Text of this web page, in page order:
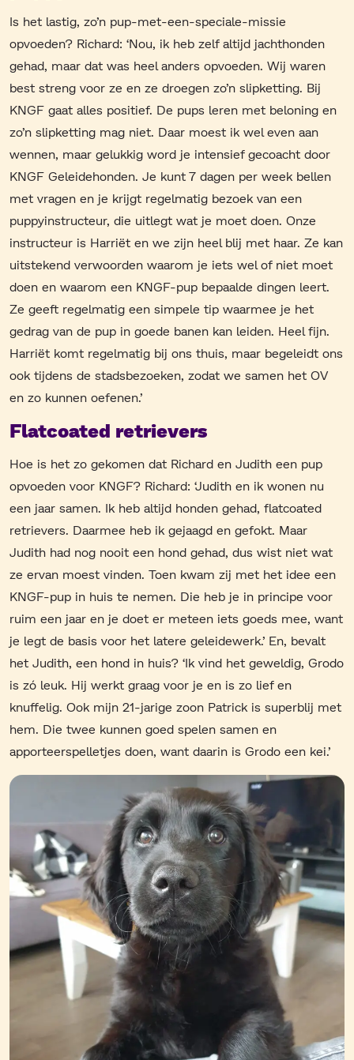
Is het lastig, zo’n pup-met-een-speciale-missie
opvoeden? Richard: ‘Nou, ik heb zelf altijd jachthonden
gehad, maar dat was heel anders opvoeden. Wij waren
best streng voor ze en ze droegen zo’n slipketting. Bij
KNGF gaat alles positief. De pups leren met beloning en
zo’n slipketting mag niet. Daar moest ik wel even aan
wennen, maar gelukkig word je intensief gecoacht door
KNGF Geleidehonden. Je kunt 7 dagen per week bellen
met vragen en je krijgt regelmatig bezoek van een
puppyinstructeur, die uitlegt wat je moet doen. Onze
instructeur is Harriët en we zijn heel blij met haar. Ze kan
uitstekend verwoorden waarom je iets wel of niet moet
doen en waarom een KNGF-pup bepaalde dingen leert.
Ze geeft regelmatig een simpele tip waarmee je het
gedrag van de pup in goede banen kan leiden. Heel fijn.
Harriët komt regelmatig bij ons thuis, maar begeleidt ons
ook tijdens de stadsbezoeken, zodat we samen het OV
en zo kunnen oefenen.’
Flatcoated retrievers
Hoe is het zo gekomen dat Richard en Judith een pup
opvoeden voor KNGF? Richard: ‘Judith en ik wonen nu
een jaar samen. Ik heb altijd honden gehad, flatcoated
retrievers. Daarmee heb ik gejaagd en gefokt. Maar
Judith had nog nooit een hond gehad, dus wist niet wat
ze ervan moest vinden. Toen kwam zij met het idee een
KNGF-pup in huis te nemen. Die heb je in principe voor
ruim een jaar en je doet er meteen iets goeds mee, want
je legt de basis voor het latere geleidewerk.’ En, bevalt
het Judith, een hond in huis? ‘Ik vind het geweldig, Grodo
is zó leuk. Hij werkt graag voor je en is zo lief en
knuffelig. Ook mijn 21-jarige zoon Patrick is superblij met
hem. Die twee kunnen goed spelen samen en
apporteerspelletjes doen, want daarin is Grodo een kei.’